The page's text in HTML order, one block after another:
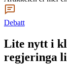
Debatt
Lite nytt i
regjeringa